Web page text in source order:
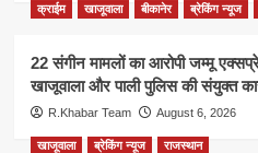
क्राईम खाजूवाला बीकानेर ब्रेकिंग न्यूज
22 संगीन मामलों का आरोपी जम्मू
खाजूवाला और पाली पुलिस की संयुक्त
R.Khabar Team August 6, 2026
खाजूवाला ब्रेकिंग न्यूज राजस्थान